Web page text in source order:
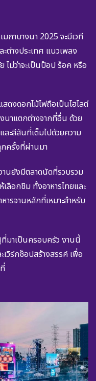
กาบางนา 2025 จะมีเวที
างประเทศ แนวเพลง
ม่ว่าจะเป็นป๊อป ร็อค หรือ
ดงดอกไม้ไฟถือเป็นไฮไลต์
นาแตกต่างจากที่อื่น ด้วย
ะสีสันที่เต็มไปด้วยความ
ครั้งที่ผ่านมา
านยังมีตลาดนัดที่รวบรวม
ลือกชิม ทั้งอาหารไทยและ
ารจานหลักที่เหมาะสำหรับ
ที่มาเป็นครอบครัว งานนี้
วิร์กช็อปสร้างสรรค์ เพื่อ